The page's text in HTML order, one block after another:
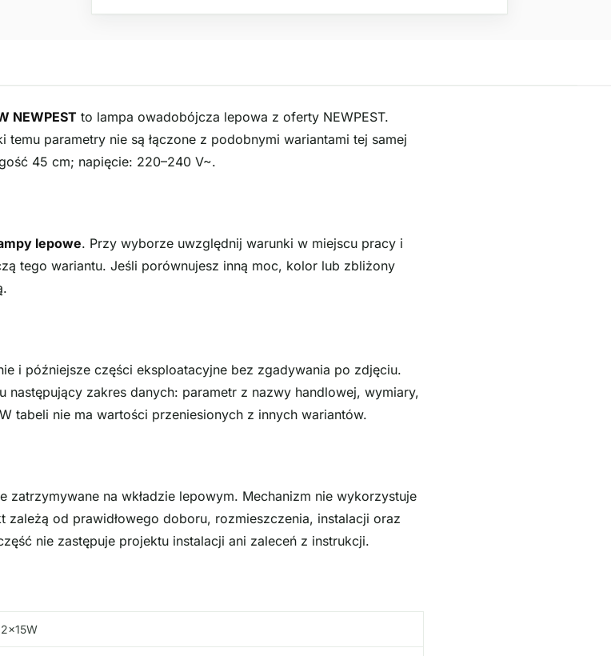
NEWPEST to lampa owadobójcza lepowa z oferty NEWPEST.
temu parametry nie są łączone z podobnymi wariantami tej samej
45 cm; napięcie: 220–240 V~.
lepowe. Przy wyborze uwzględnij warunki w miejscu pracy i
tego wariantu. Jeśli porównujesz inną moc, kolor lub zbliżony
i późniejsze części eksploatacyjne bez zgadywania po zdjęciu.
następujący zakres danych: parametr z nazwy handlowej, wymiary,
tabeli nie ma wartości przeniesionych z innych wariantów.
zatrzymywane na wkładzie lepowym. Mechanizm nie wykorzystuje
od prawidłowego doboru, rozmieszczenia, instalacji oraz
nie zastępuje projektu instalacji ani zaleceń z instrukcji.
2x15W